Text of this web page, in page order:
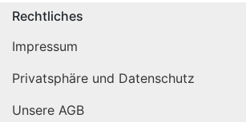
Rechtliches
Impressum
Privatsphäre und Datenschutz
Unsere AGB